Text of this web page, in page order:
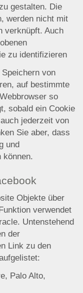
gestalten. Die
werden nicht mit
verknüpft. Auch
zu identifizieren
von
auf bestimmte
so
sobald ein Cookie
jederzeit von
Sie aber, dass
und
können.
Objekte über
verwendet
Untenstehend
der
Link zu den
Palo Alto,